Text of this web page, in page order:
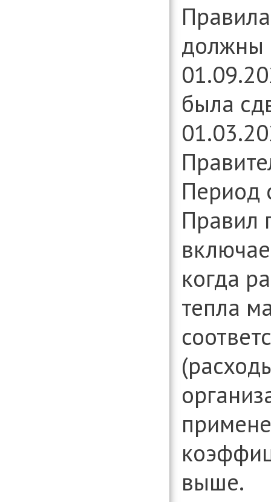
должны
была
Период
Правил
когда
тепла
выше.